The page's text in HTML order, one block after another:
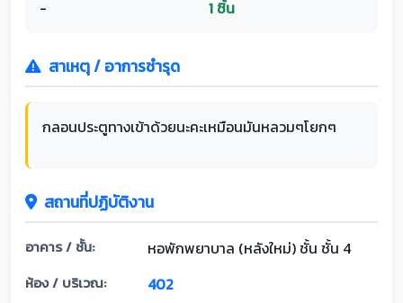
- 1 ชิ้น
สาเหตุ / อาการชำรุด
กลอนประตูทางเข้าด้วยนะคะเหมือนมันหลวมๆโยกๆ
สถานที่ปฏิบัติงาน
อาคาร / ชั้น: หอพักพยาบาล (หลังใหม่) ชั้น ชั้น 4
ห้อง / บริเวณ: 402